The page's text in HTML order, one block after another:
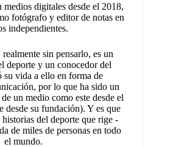
medios digitales desde el 2018,
fotógrafo y editor de notas en
independientes.
realmente sin pensarlo, es un
deporte y un conocedor del
su vida a ello en forma de
por lo que ha sido un
un medio como este desde el
desde su fundación). Y es que
historias del deporte que rige -
de miles de personas en todo
el mundo.